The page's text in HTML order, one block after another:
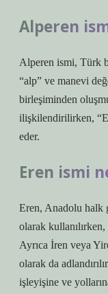
Alperen
Alperen ismi, Türk
“alp” ve manevi
birleşiminden
ilişkilendirilirken,
eder.
Eren ismi
Eren, Anadolu halk
olarak
Ayrıca İren veya
olarak da
işleyişine ve